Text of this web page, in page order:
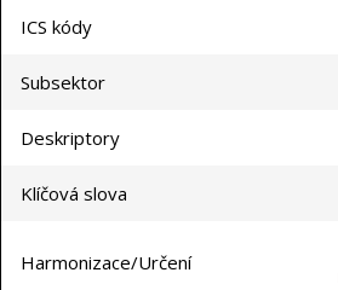
ICS kódy
Subsektor
Deskriptory
Klíčová slova
Harmonizace/Určení